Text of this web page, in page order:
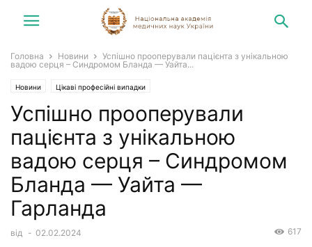
Головна Новини
Успішно прооперували пацієнта з унікальною
вадою серця – Синдромом Бланда — Уайта...
Новини Цікаві професійні випадки
Успішно прооперували
пацієнта з унікальною
вадою серця – Синдромом
Бланда — Уайта —
Гарланда
від - 02.02.2024 617